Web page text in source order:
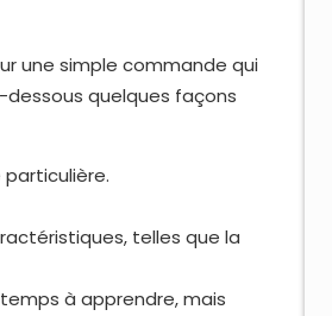
une simple commande qui
dessous quelques façons
telles que la
à apprendre, mais